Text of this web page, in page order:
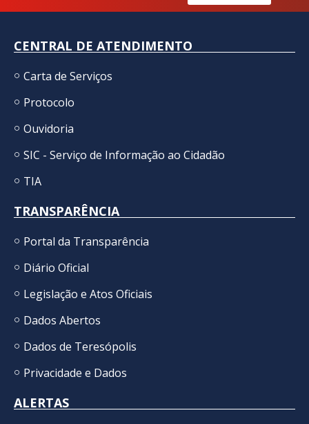
CENTRAL DE ATENDIMENTO
Carta de Serviços
Protocolo
Ouvidoria
SIC - Serviço de Informação ao Cidadão
TIA
TRANSPARÊNCIA
Portal da Transparência
Diário Oficial
Legislação e Atos Oficiais
Dados Abertos
Dados de Teresópolis
Privacidade e Dados
ALERTAS